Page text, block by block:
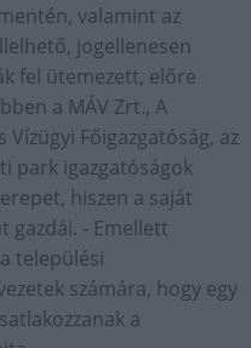
valamint az
jogellenesen
fel ütemezett, előre
a MÁV Zrt., A
Vízügyi Főigazgatóság, az
park igazgatóságok
hiszen a saját
gazdái. - Emellett
települési
számára, hogy egy
a